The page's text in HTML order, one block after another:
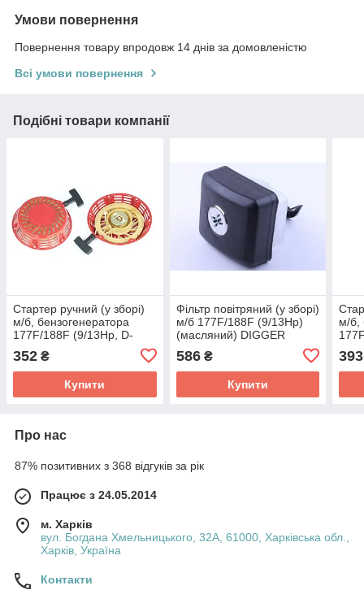
Умови повернення
Повернення товару впродовж 14 днів за домовленістю
Всі умови повернення
Подібні товари компанії
Стартер ручний (у зборі)
м/б, бензогенератора
177F/188F (9/13Hp, D-
352 ₴
Купити
Фільтр повітряний (у зборі)
м/б 177F/188F (9/13Hp)
(масляний) DIGGER
586₴
Купити
м/б,
393
Про нас
87% позитивних з 368 відгуків за рік
Працює з 24.05.2014
м. Харків
вул. Богдана Хмельницького, 32А, 61000, Харківська обл.,
Харків, Україна
Контакти